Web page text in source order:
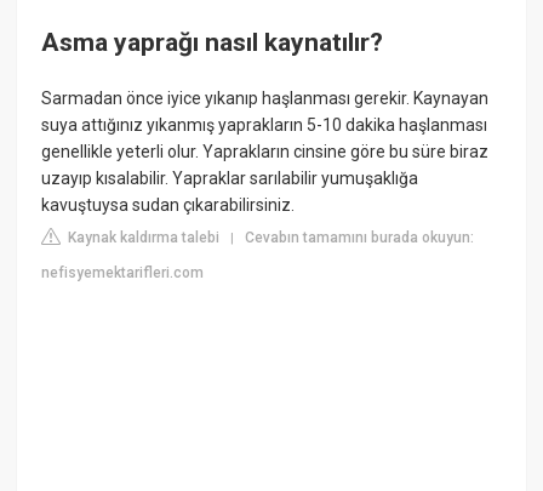
Asma yaprağı nasıl kaynatılır?
Sarmadan önce iyice yıkanıp haşlanması gerekir. Kaynayan
suya attığınız yıkanmış yaprakların 5-10 dakika haşlanması
genellikle yeterli olur. Yaprakların cinsine göre bu süre biraz
uzayıp kısalabilir. Yapraklar sarılabilir yumuşaklığa
kavuştuysa sudan çıkarabilirsiniz.
Kaynak kaldırma talebi |Cevabın tamamını burada okuyun:
nefisyemektarifleri.com